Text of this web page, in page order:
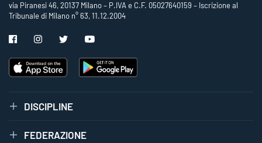
via Piranesi 46, 20137 Milano – P.IVA e C.F. 05027640159 – Iscrizione al
Tribunale di Milano n° 63, 11.12.2004
DISCIPLINE
FEDERAZIONE